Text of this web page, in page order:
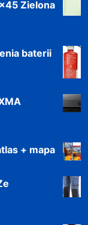
Zielona
baterii
+ mapa